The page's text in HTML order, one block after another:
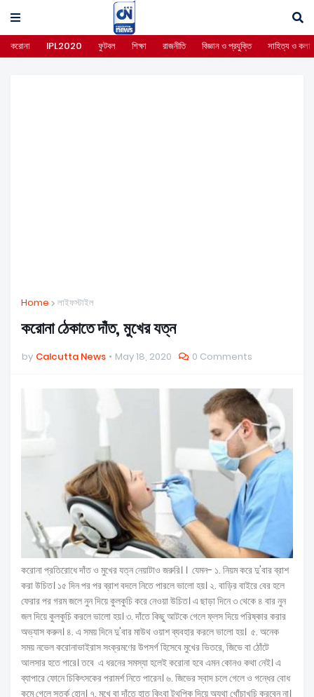
করোনা IPL2020 ফুটবল শিক্ষা রাজনীতি বিজ্ঞান ও প্রযুক্তি সাহিত্য ও কলা
Home লাইফস্টাইল
করোনা ঠেকাতে দাঁত, মুখের যত্ন
by Calcutta News May 18, 2020 0 Comments
করোনা প্রতিরোধে দাঁত ও মুখের যত্ন নেয়াটাও জরুরি। । যেমন- ১. নিয়ম করে দু'বার ব্রাশ
করা উচিত। ১৫ দিন পর পর ব্রাশ বদলে নিতে পারলে ভালো হয়। ২. বাড়ির বাইরে বের হলে
ফেরার পর গরম জলে নুন দিয়ে কুলকুচি করে নেওয়া উচিত। এ ছাড়া দিনে ৩ থেকে ৪ বার নুন
জল দিয়ে কুলকুচি করলে ভালো হয়। ৩. দাঁতে কিছু আটকে গেলে ফ্লস দিয়ে পরিষ্কার করার
অভ্যাস করুন। ৪. এ সময় দিনে দু'বার মাউথ ওয়াশ ব্যবহার করলে ভালো হয়। ৫. অনেক
সময় নভেল করোনাভাইরাস সংক্রমণের উপসর্গ হিসেবে মুখের ভিতরে, জিভে বা ঠোঁটে
আলসার হতে পারে। তবে এ ধরনের সমস্যা হলেই করোনা হবে এমন কোনও কথা নেই। এ
ব্যাপারে ফোনে চিকিৎসকের পরামর্শ নিতে পারেন। ৬. জিভের স্বাদ চলে গেলে ও গন্ধের বোধ
কমে গেলে সতর্ক হোন। ৭. মুখে বা দাঁতে হাত কিংবা টুথপিক দিয়ে অযথা খোঁচাখুচি করবেন না।